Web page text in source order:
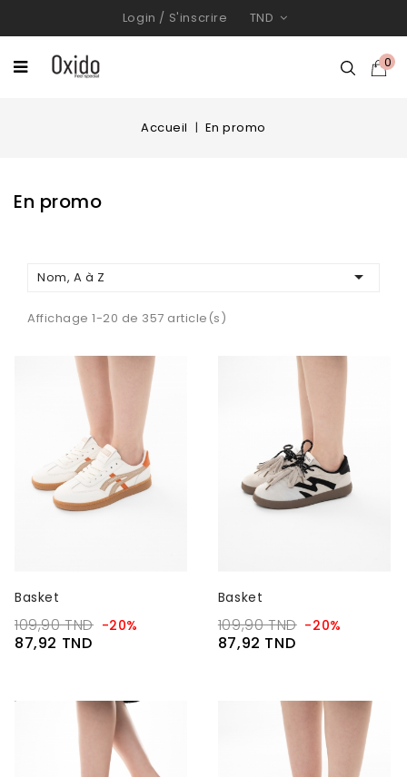
Login / S'inscrire TND
0
Accueil En promo
En promo
Nom, A à Z 
Affichage 1-20 de 357 article(s)
Basket
109,90 TND -20%
87,92 TND
Basket
109,90 TND -20%
87,92 TND